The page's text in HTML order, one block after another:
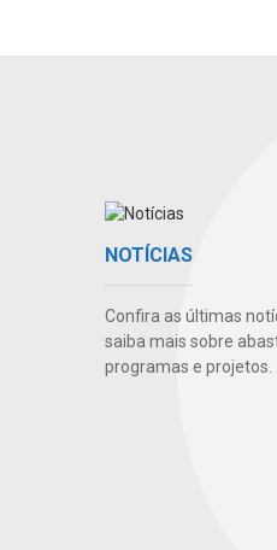
NOTÍCIAS
Confira as últimas
saiba mais sobre
programas e projetos.